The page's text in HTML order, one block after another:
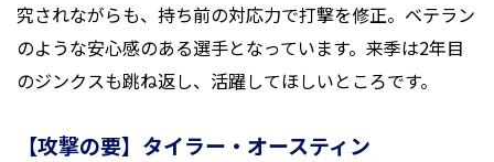
究されながらも、持ち前の対応力で打撃を修正。ベテラン
のような安心感のある選手となっています。来季は2年目
のジンクスも跳ね返し、活躍してほしいところです。
【攻撃の要】タイラー・オースティン